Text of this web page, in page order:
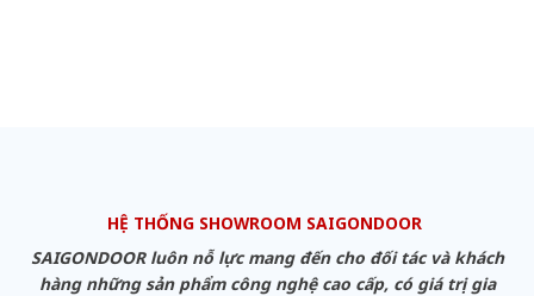
HỆ THỐNG SHOWROOM SAIGONDOOR
SAIGONDOOR luôn nỗ lực mang đến cho đối tác và khách
hàng những sản phẩm công nghệ cao cấp, có giá trị gia